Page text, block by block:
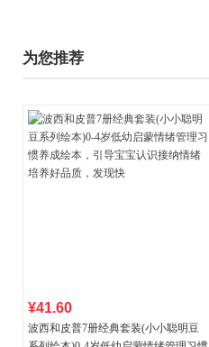
为您推荐
¥41.60
波西和皮普7册经典套装(小小聪明豆